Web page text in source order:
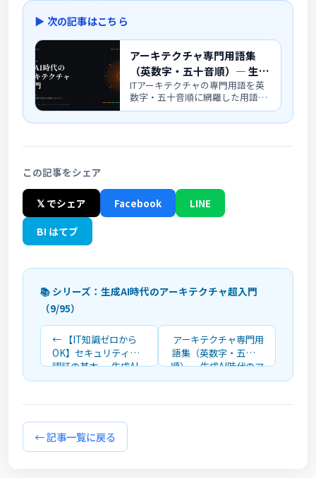
▶ 次の記事はこちら
アーキテクチャ専門用語集
（英数字・五十音順）― 生成
AI時代のアーキテクチャ超入
門
ITアーキテクチャの専門用語を英
数字・五十音順に網羅した用語
集。ACID・CAP定理・SaaS・
SLO・ゼロトラストなどシリーズ
リファレンス。
この記事をシェア
𝕏 でシェア Facebook
LINE
B! はてブ
📚 シリーズ：生成AI時代のアーキテクチャ超入門
（9/95）
← 【IT知識ゼロから
OK】セキュリティと
認証の基本 ― 生成AI
時代のアーキテクチャ
アーキテクチャ専門用
語集（英数字・五十音
順）― 生成AI時代のア
ーキテクチャ超入門 →
← 記事一覧に戻る